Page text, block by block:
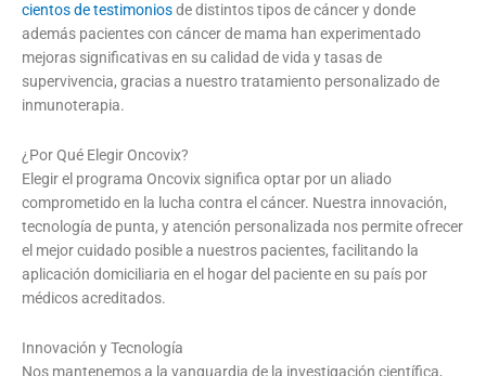
cientos de testimoniosde distintos tipos de cáncer y donde
además pacientes con cáncer de mama han experimentado
mejoras significativas en su calidad de vida y tasas de
supervivencia, gracias a nuestro tratamiento personalizado de
inmunoterapia.
¿Por Qué Elegir Oncovix?
Elegir el programa Oncovix significa optar por un aliado
comprometido en la lucha contra el cáncer. Nuestra innovación,
tecnología de punta, y atención personalizada nos permite ofrecer
el mejor cuidado posible a nuestros pacientes, facilitando la
aplicación domiciliaria en el hogar del paciente en su país por
médicos acreditados.
Innovación y Tecnología
Nos mantenemos a la vanguardia de la investigación científica,